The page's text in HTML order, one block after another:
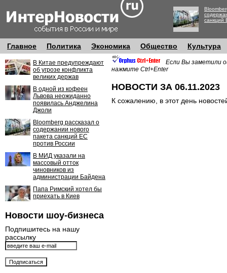
санкций
Главное Политика Экономика Общество Культура
В Китае предупреждают
об угрозе конфликта
великих держав
В одной из кофеен
Львова неожиданно
появилась Анджелина
Джоли
Bloomberg рассказал о
содержании нового
пакета санкций ЕС
против России
В МИД указали на
массовый отток
чиновников из
администрации Байдена
Папа Римский хотел бы
приехать в Киев
Новости шоу-бизнеса
Подпишитесь на нашу
рассылку
Если Вы заметили
нажмите Ctrl+Enter
НОВОСТИ ЗА 06.11.2023
К сожалению, в этот день